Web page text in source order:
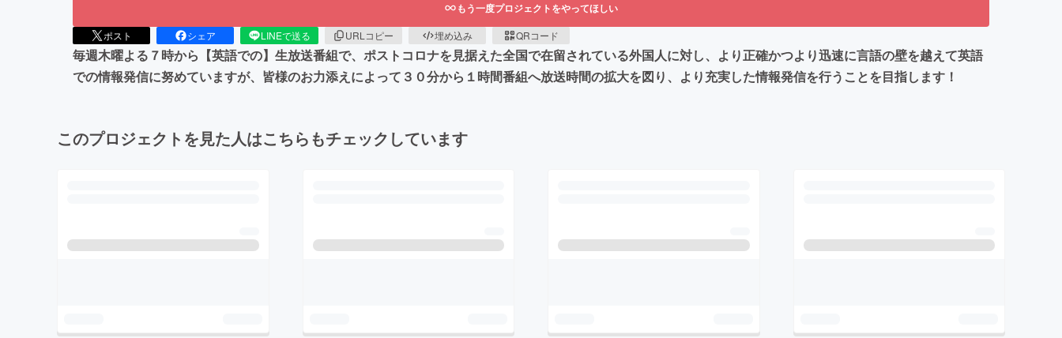
もう一度プロジェクトをやってほしい
ポスト シェア LINEで送る URLコピー 埋め込み QRコード
毎週木曜よる７時から【英語での】生放送番組で、ポストコロナを見据えた全国で在留されている外国人に対し、より正確かつより迅速に言語の壁を越えて英語
での情報発信に努めていますが、皆様のお力添えによって３０分から１時間番組へ放送時間の拡大を図り、より充実した情報発信を行うことを目指します！
このプロジェクトを見た人はこちらもチェックしています